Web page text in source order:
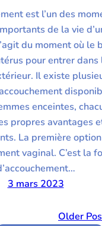
est l’un des
de la vie
du moment où le
pour entrer dans
Il existe
enceintes,
propres avantages
La première
vaginal. C’est la
3 mars 2023
Older